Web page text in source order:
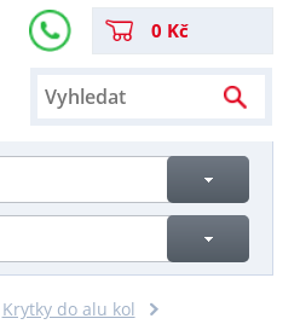
0 Kč
Krytky do alu kol